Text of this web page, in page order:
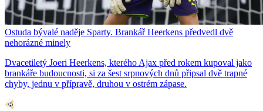
Ostuda bývalé naděje Sparty. Brankář Heerkens předvedl dvě
nehorázné minely
Dvacetiletý Joeri Heerkens, kterého Ajax před rokem kupoval jako
brankáře budoucnosti, si za šest srpnových dnů připsal dvě trapné
chyby, jednu v přípravě, druhou v ostrém zápase.